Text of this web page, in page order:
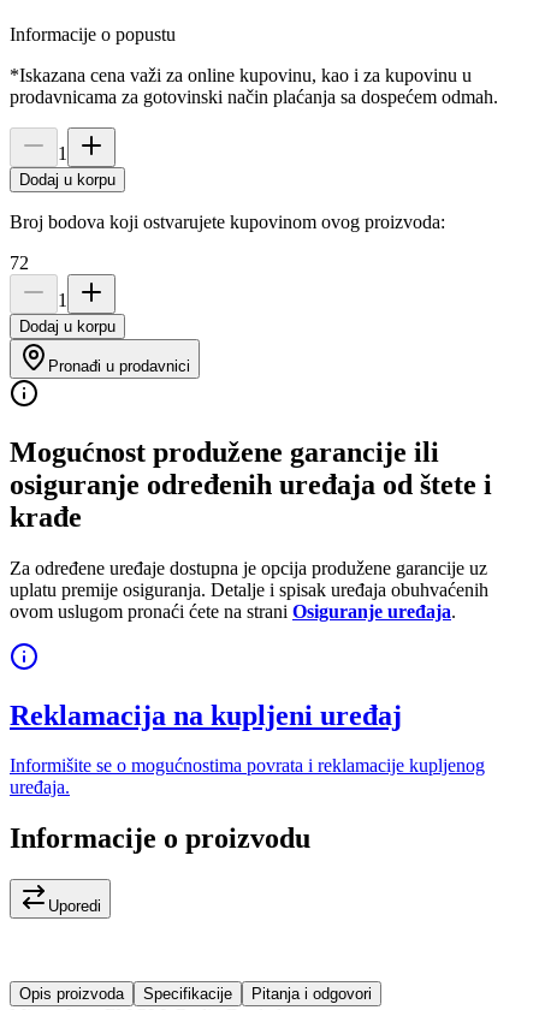
Informacije o popustu
*Iskazana cena važi za online kupovinu, kao i za kupovinu u
prodavnicama za gotovinski način plaćanja sa dospećem odmah.
1
Dodaj u korpu
Broj bodova koji ostvarujete kupovinom ovog proizvoda:
72
1
Dodaj u korpu
Pronađi u prodavnici
Mogućnost produžene garancije ili
osiguranje određenih uređaja od štete i
krađe
Za određene uređaje dostupna je opcija produžene garancije uz
uplatu premije osiguranja. Detalje i spisak uređaja obuhvaćenih
ovom uslugom pronaći ćete na strani Osiguranje uređaja.
Reklamacija na kupljeni uređaj
Informišite se o mogućnostima povrata i reklamacije kupljenog
uređaja.
Informacije o proizvodu
Uporedi
Opis proizvoda Specifikacije Pitanja i odgovori